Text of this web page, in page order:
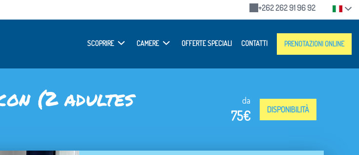
+262 262 91 96 92
SCOPRIRE CAMERE OFFERTE SPECIALI CONTATTI PRENOTAZIONI ONLINE
(2 adultes da
75€ DISPONIBILITÀ